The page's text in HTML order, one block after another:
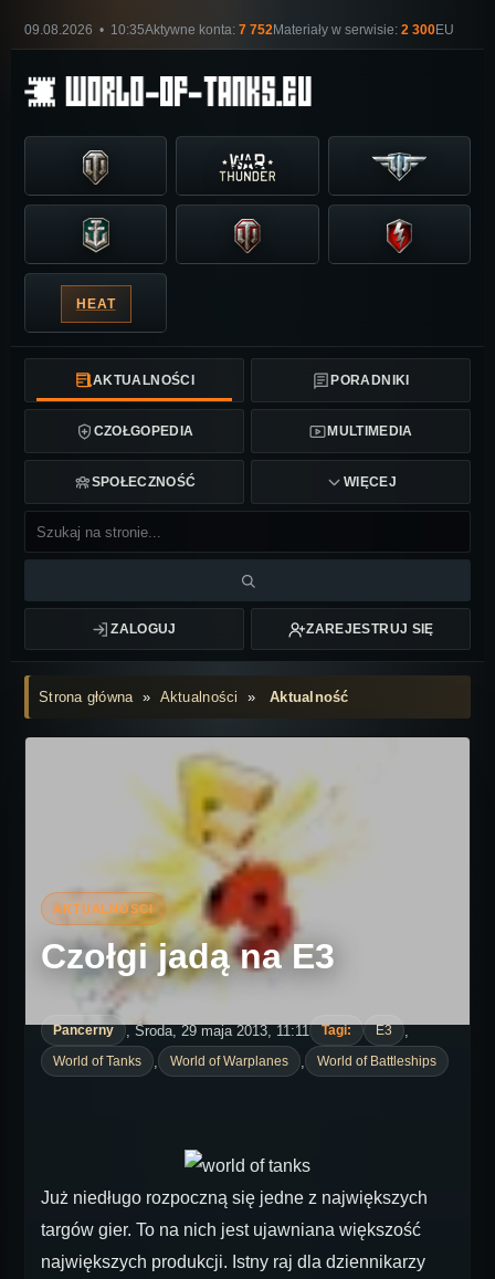
09.08.2026 • 10:35Aktywne konta: 7 752Materiały w serwisie: 2 300EU
HEAT
AKTUALNOŚCI PORADNIKI
CZOŁGOPEDIA MULTIMEDIA
SPOŁECZNOŚĆ WIĘCEJ
ZALOGUJ ZAREJESTRUJ SIĘ
Strona główna» Aktualności »Aktualność
Czołgi jadą na E3
Pancerny , Środa, 29 maja 2013, 11:11 Tagi: E3 ,
World of Tanks World of Warplanes World of Battleships
Już niedługo rozpoczną się jedne z największych
targów gier. To na nich jest ujawniana większość
największych produkcji. Istny raj dla dziennikarzy